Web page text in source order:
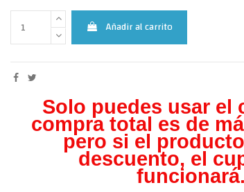
Añadir al carrito
Solo puedes usar el
compra total es de
pero si el
descuento, el
funcionará.